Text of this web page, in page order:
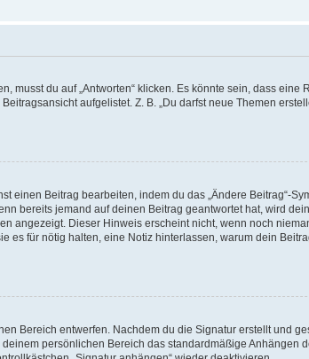
musst du auf „Antworten“ klicken. Es könnte sein, dass eine
aufgelistet. Z. B. „Du darfst neue Themen
einen Beitrag bearbeiten, indem du das „Ändere Beitrag“-
bereits jemand auf deinen Beitrag geantwortet hat, wird
angezeigt. Dieser Hinweis erscheint nicht, wenn noch
es für nötig halten, eine Notiz hinterlassen, warum dein
Bereich entwerfen. Nachdem du die Signatur erstellt und
persönlichen Bereich das standardmäßige Anhängen